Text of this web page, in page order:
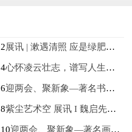
2展讯 | 漱遇清照 应是绿肥红瘦——朱曜奎艺术展
4心怀凌云壮志，谱写人生华章
6迎两会、聚新象—著名书法家吴广华作品欣赏
8紫尘艺术空 展讯 I 魏启先个展【溯·构】
10迎两会、聚新象—著名画家刘尔荣作品欣赏